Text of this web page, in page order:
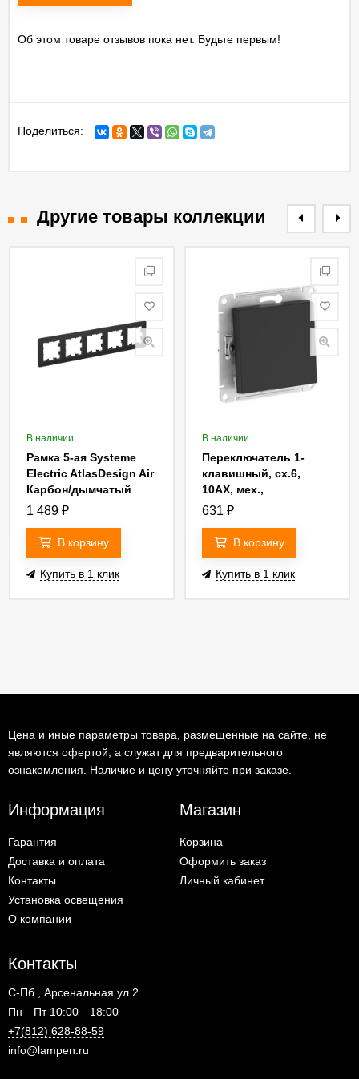
Об этом товаре отзывов пока нет. Будьте первым!
Поделиться:
Другие товары коллекции
В наличии
Рамка 5-ая Systeme
Electric AtlasDesign Air
Карбон/дымчатый
черный ATN221005
1 489 ₽
В корзину
Купить в 1 клик
В наличии
Переключатель 1-
клавишный, сх.6,
10АХ, мех.,
быстрозажим. клем.
AtlasDesign Карбон
631 ₽
В корзину
Купить в 1 клик
Цена и иные параметры товара, размещенные на сайте, не
являются офертой, а служат для предварительного
ознакомления. Наличие и цену уточняйте при заказе.
Информация
Гарантия
Доставка и оплата
Контакты
Установка освещения
О компании
Магазин
Корзина
Оформить заказ
Личный кабинет
Контакты
С-Пб., Арсенальная ул.2
Пн—Пт 10:00—18:00
+7(812) 628-88-59
info@lampen.ru